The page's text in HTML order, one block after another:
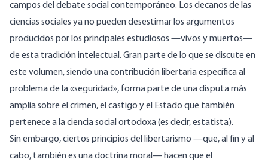
campos del debate social contemporáneo. Los decanos de las
ciencias sociales ya no pueden desestimar los argumentos
producidos por los principales estudiosos —vivos y muertos—
de esta tradición intelectual. Gran parte de lo que se discute en
este volumen, siendo una contribución libertaria específica al
problema de la «seguridad», forma parte de una disputa más
amplia sobre el crimen, el castigo y el Estado que también
pertenece a la ciencia social ortodoxa (es decir, estatista).
Sin embargo, ciertos principios del libertarismo —que, al fin y al
cabo, también es una doctrina moral— hacen que el